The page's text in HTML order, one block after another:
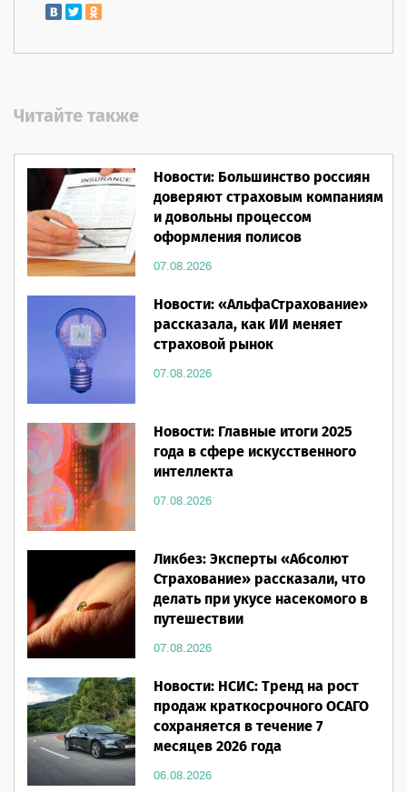
Читайте также
Новости: Большинство россиян
доверяют страховым компаниям
и довольны процессом
оформления полисов
07.08.2026
Новости: «АльфаСтрахование»
рассказала, как ИИ меняет
страховой рынок
07.08.2026
Новости: Главные итоги 2025
года в сфере искусственного
интеллекта
07.08.2026
Ликбез: Эксперты «Абсолют
Страхование» рассказали, что
делать при укусе насекомого в
путешествии
07.08.2026
Новости: НСИС: Тренд на рост
продаж краткосрочного ОСАГО
сохраняется в течение 7
месяцев 2026 года
06.08.2026